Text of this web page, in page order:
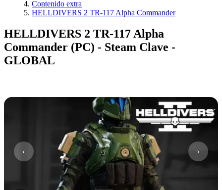
Contenido extra
HELLDIVERS 2 TR-117 Alpha Commander
HELLDIVERS 2 TR-117 Alpha
Commander (PC) - Steam Clave -
GLOBAL